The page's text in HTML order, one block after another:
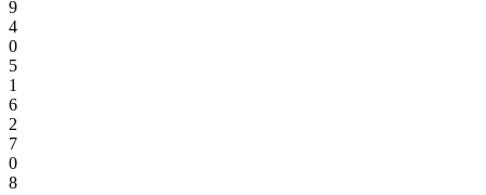
9
4
0
5
1
6
2
7
0
8